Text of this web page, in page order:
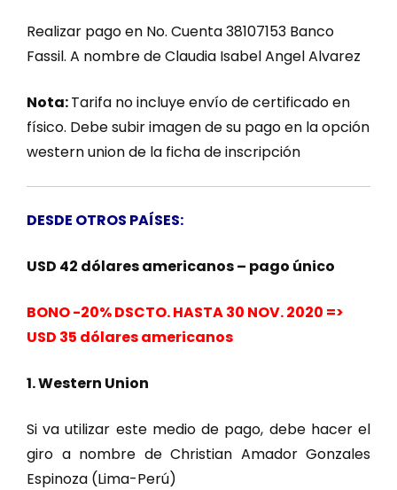
Realizar pago en No. Cuenta 38107153 Banco
Fassil. A nombre de Claudia Isabel Angel Alvarez
Nota:Tarifa no incluye envío de certificado en
físico. Debe subir imagen de su pago en la opción
western union de la ficha de inscripción
DESDE OTROS PAÍSES:
USD 42 dólares americanos – pago único
BONO -20% DSCTO. HASTA 30 NOV. 2020 =>
USD 35 dólares americanos
1. Western Union
Si va utilizar este medio de pago, debe hacer el
giro a nombre de Christian Amador Gonzales
Espinoza (Lima-Perú)